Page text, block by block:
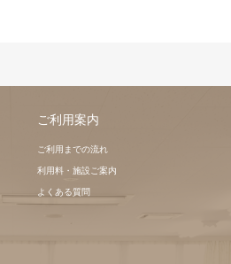
ご利用案内
ご利用までの流れ
利用料・施設ご案内
よくある質問